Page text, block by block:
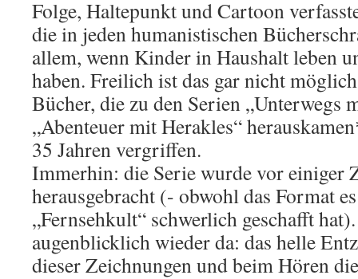
Folge, Haltepunkt und Cartoon
die in jeden humanistischen
allem, wenn Kinder in Haushalt leben
haben. Freilich ist das gar nicht
Bücher, die zu den Serien „Unterwegs
„Abenteuer mit Herakles“
35 Jahren vergriffen.
Immerhin: die Serie wurde vor einiger
herausgebracht (- obwohl das Format
„Fernsehkult“ schwerlich geschafft
augenblicklich wieder da: das helle
dieser Zeichnungen und beim Hören